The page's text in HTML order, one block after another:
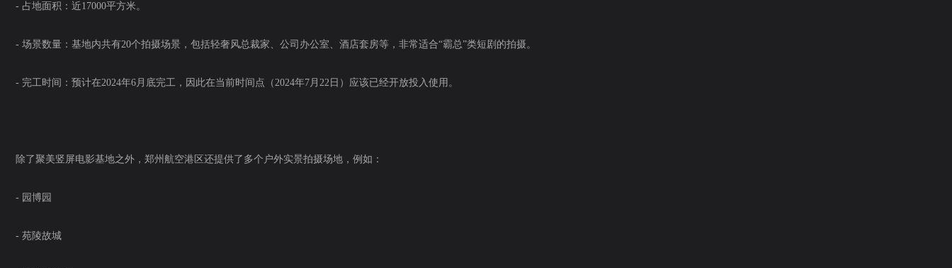
- 占地面积：近17000平方米。
- 场景数量：基地内共有20个拍摄场景，包括轻奢风总裁家、公司办公室、酒店套房等，非常适合“霸总”类短剧的拍摄。
- 完工时间：预计在2024年6月底完工，因此在当前时间点（2024年7月22日）应该已经开放投入使用。
除了聚美竖屏电影基地之外，郑州航空港区还提供了多个户外实景拍摄场地，例如：
- 园博园
- 苑陵故城